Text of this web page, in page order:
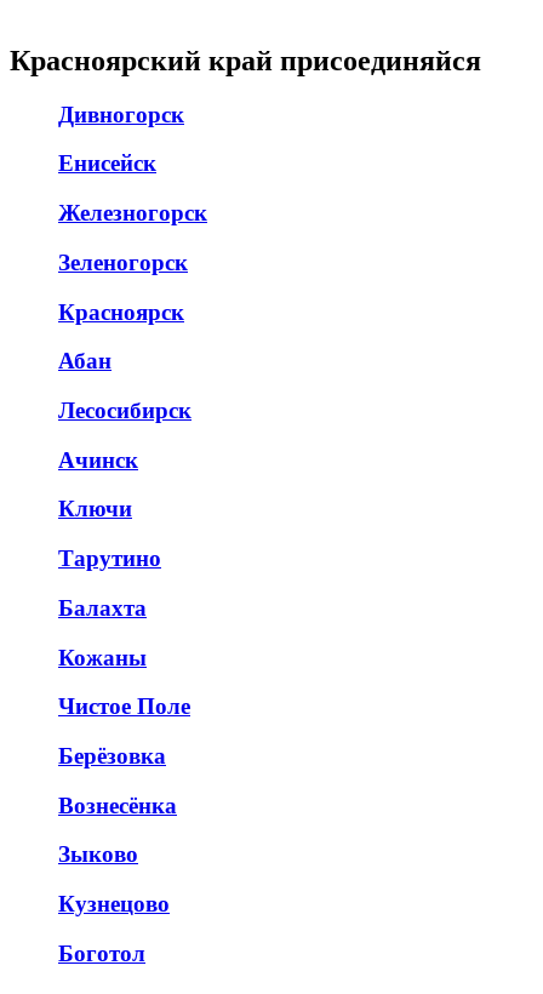
Красноярский край присоединяйся
Дивногорск
Енисейск
Железногорск
Зеленогорск
Красноярск
Абан
Лесосибирск
Ачинск
Ключи
Тарутино
Балахта
Кожаны
Чистое Поле
Берёзовка
Вознесёнка
Зыково
Кузнецово
Боготол